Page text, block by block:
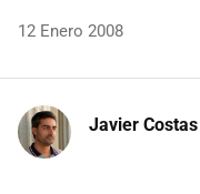
12 Enero 2008
Javier Costas